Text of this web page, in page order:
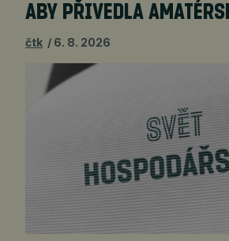
ABY PŘIVEDLA
čtk 6. 8. 2026